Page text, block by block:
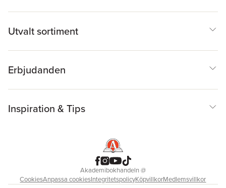
Utvalt sortiment
Erbjudanden
Inspiration & Tips
Akademibokhandeln@
CookiesAnpassa cookiesIntegritetspolicyKöpvillkorMedlemsvillkor